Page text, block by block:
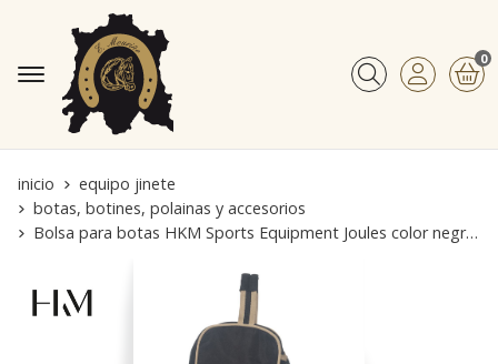
Buscar
0
inicio
equipo jinete
botas, botines, polainas y accesorios
Bolsa para botas HKM Sports Equipment Joules color negro/beige